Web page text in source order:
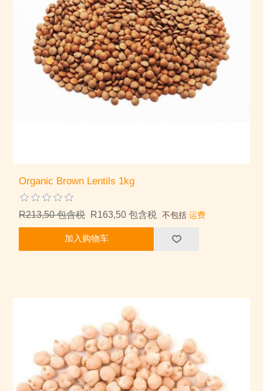
Organic Brown Lentils 1kg
R213,50 包含税 R163,50 包含税 不包括运费
加入购物车